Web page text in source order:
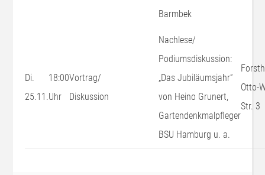
Barmbek
Di.
25.11.
18:00
Uhr
Vortrag/
Diskussion
Nachlese/
Podiumsdiskussion:
„Das Jubiläumsjahr“
von Heino Grunert,
Gartendenkmalpfleger
BSU Hamburg u. a.
Otto-
Str. 3